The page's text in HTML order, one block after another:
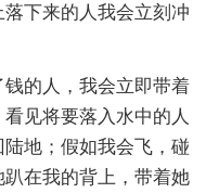
下来的人我会立刻冲
的人，我会立即带着
见将要落入水中的人
地；假如我会飞，碰
在我的背上，带着她